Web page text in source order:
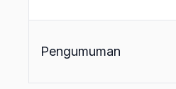
Pengumuman